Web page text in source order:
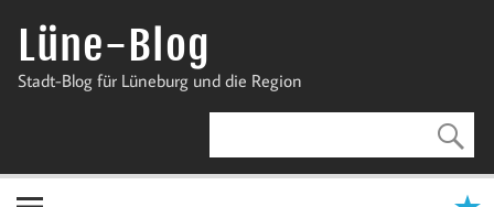
InhaltLüne-Blog
Stadt-Blog für Lüneburg und die Region